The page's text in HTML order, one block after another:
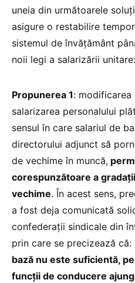
uneia din următoarele
asigure o restabilire
sistemul de învățământ
noii legi a salarizării unitare:
Propunerea 1: modificarea
salarizarea personalului
sensul în care salariul de
directorului adjunct să
de vechime în muncă,
corespunzătoare a
vechime. În acest sens,
a fost deja comunicată
confederații sindicale din
prin care se precizează că:
bază nu este suficientă,
funcții de conducere